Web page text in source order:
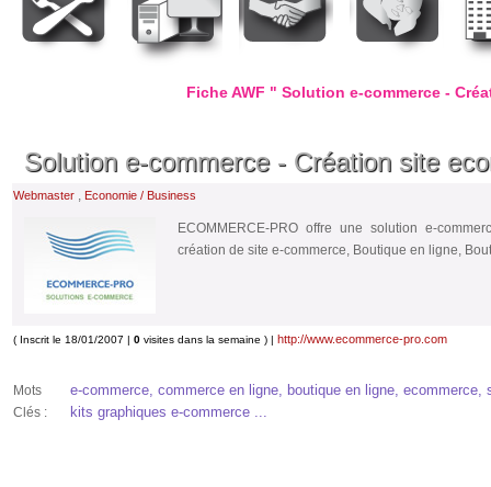
Fiche AWF " Solution e-commerce -
Solution e-commerce - Création site
Webmaster , Economie / Business
ECOMMERCE-PRO offre une solution e-
création de site e-commerce, Boutique en ligne,
( Inscrit le 18/01/2007 | 0 visites dans la semaine ) | http://www.ecommerce-pro.com
Mots
Clés :
e-commerce, commerce en ligne, boutique en ligne,
kits graphiques e-commerce ...